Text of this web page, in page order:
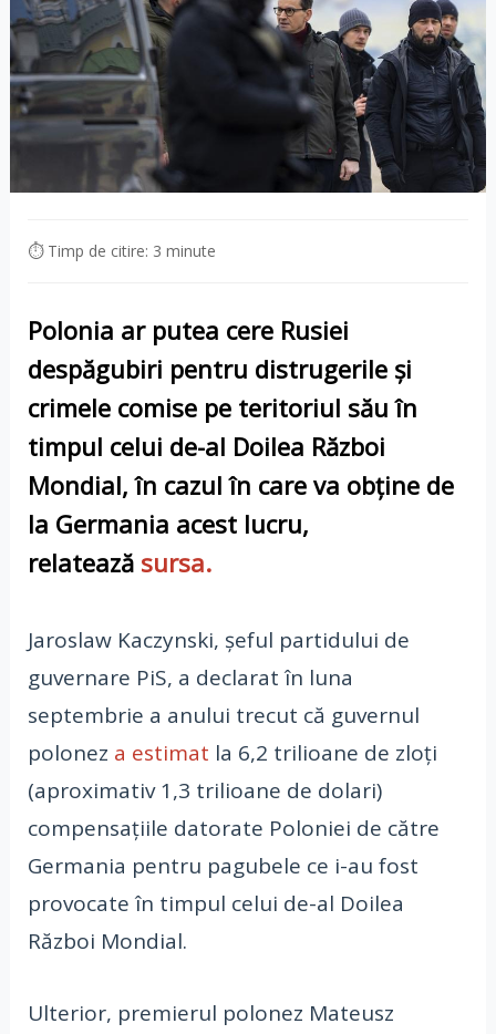
⏱ Timp de citire: 3 minute
Polonia ar putea cere Rusiei
despăgubiri pentru distrugerile și
crimele comise pe teritoriul său în
timpul celui de-al Doilea Război
Mondial, în cazul în care va obține de
la Germania acest lucru,
relatează sursa.
Jaroslaw Kaczynski, șeful partidului de
guvernare PiS, a declarat în luna
septembrie a anului trecut că guvernul
polonez a estimat la 6,2 trilioane de zloți
(aproximativ 1,3 trilioane de dolari)
compensațiile datorate Poloniei de către
Germania pentru pagubele ce i-au fost
provocate în timpul celui de-al Doilea
Război Mondial.
Ulterior, premierul polonez Mateusz